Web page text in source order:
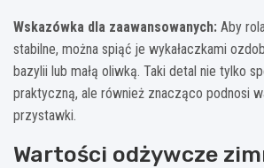
Wskazówka dla zaawansowanych: Aby
stabilne, można spiąć je wykałaczkami
bazylii lub małą oliwką. Taki detal nie tylko
praktyczną, ale również znacząco podnosi
przystawki.
Wartości odżywcze